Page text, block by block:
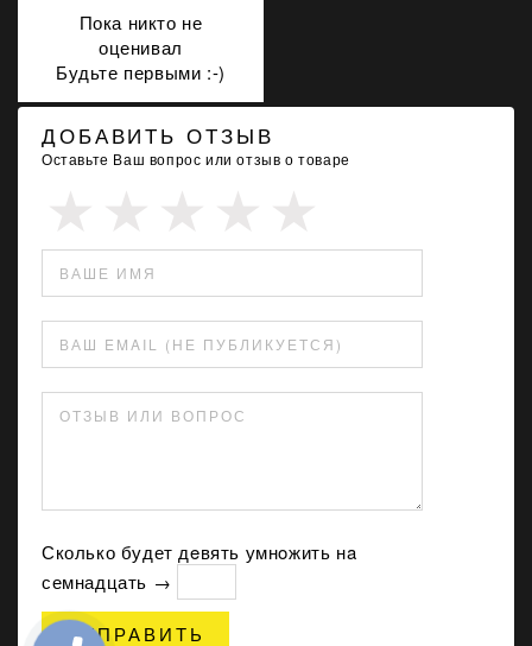
Пока никто не
оценивал
Будьте первыми :-)
ДОБАВИТЬ ОТЗЫВ
Оставьте Ваш вопрос или отзыв о товаре
ВАШЕ ИМЯ
ВАШ EMAIL (НЕ ПУБЛИКУЕТСЯ)
ОТЗЫВ ИЛИ ВОПРОС
Сколько будет дeвять умнoжить нa
семнадцать →
ОТПРАВИТЬ